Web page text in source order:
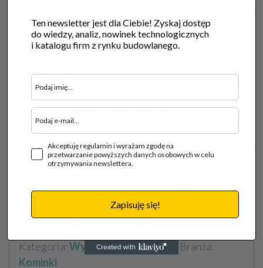
Akcesoriakominkowe.pl
wielkopolskie
tel. 691628342, akcesoriakominkowe.pl
Kategoria:Wyposażenie Wnętrz| Branża:
Kominki
72-003 Dobra Szczecińska, Sławoszewo, ul. Złota
1, woj. zachodniopomorskie
tel. 914241200, 501706706, www.arysto.com.pl
Kategoria:Wyposażenie Wnętrz
| Branża:
Kominki
Ten newsletter jest dla Ciebie! Zyskaj dostęp
do wiedzy, analiz, nowinek technologicznych
i katalogu firm z rynku budowlanego.
Akceptuję regulamin i wyrażam zgodę na
przetwarzanie powyższych danych osobowych w celu
otrzymywania newslettera.
Zapisuję się!